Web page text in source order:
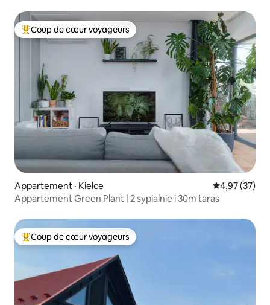
Coup de cœur voyageurs parmi les plus aimés
Coup de cœur voyageurs
Appartement · Kielce Note
4,97 (37)
Appartement Green Plant | 2 sypialnie i 30m taras
Coup de cœur voyageurs parmi les plus aimés
Coup de cœur voyageurs